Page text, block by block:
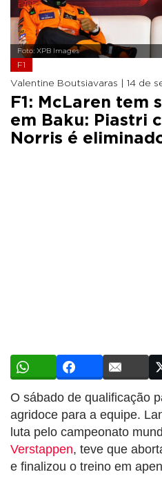
Foto: XPB Images
F1
Valentine Boutsiavaras | 14 de
F1: McLaren tem
em Baku: Piastri
Norris é
O sábado de qualificação
agridoce para a equipe.
luta pelo campeonato
Verstappen, teve que
e finalizou o treino em